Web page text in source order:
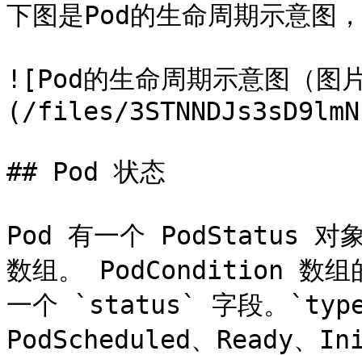
下图是Pod的生命周期示意图
![Pod的生命周期示意图（图
(/files/
## Pod 状态
Pod 有一个 PodStatus 对
数组。 PodCondition 数组
一个 `status` 字段。`type`
PodScheduled、Ready